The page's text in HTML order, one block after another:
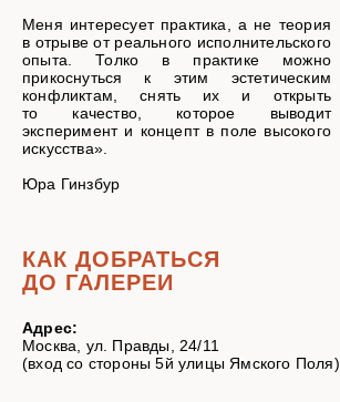
Меня интересует практика, а не теория
в отрыве от реального исполнительского
опыта. Толко в практике можно
прикоснуться к этим эстетическим
конфликтам, снять их и открыть
то качество, которое выводит
эксперимент и концепт в поле высокого
искусства».
Юра Гинзбур
КАК ДОБРАТЬСЯ
ДО ГАЛЕРЕИ
Адрес:
Москва, ул. Правды, 24/11
(вход со стороны 5й улицы Ямского Поля)